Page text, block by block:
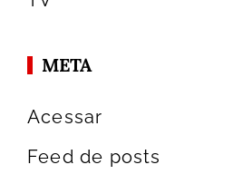
META
Acessar
Feed de posts